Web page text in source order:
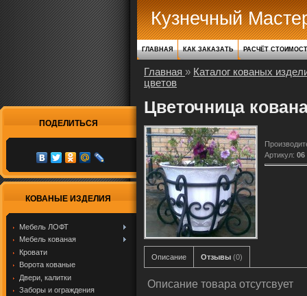
ПОДЕЛИТЬСЯ
КОВАНЫЕ ИЗДЕЛИЯ
Мебель ЛОФТ
Мебель кованая
Кровати
Ворота кованые
Двери, калитки
Заборы и ограждения
Кузнечный
ГЛАВНАЯ КАК ЗАКАЗАТЬ РАСЧЁТ
Главная » Каталог кованых
цветов
Цветочница
Артикул: 06
Описание Отзывы (0)
Описание товара отсутсвует